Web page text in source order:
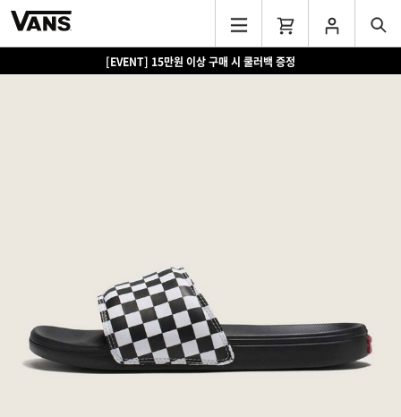
[EVENT] 15만원 이상 구매 시 쿨러백 증정